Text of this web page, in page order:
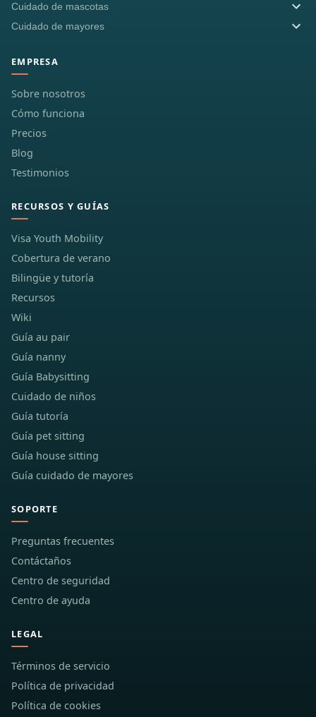
Cuidado de mascotas
Cuidado de mayores
EMPRESA
Sobre nosotros
Cómo funciona
Precios
Blog
Testimonios
RECURSOS Y GUÍAS
Visa Youth Mobility
Cobertura de verano
Bilingüe y tutoría
Recursos
Wiki
Guía au pair
Guía nanny
Guía Babysitting
Cuidado de niños
Guía tutoría
Guía pet sitting
Guía house sitting
Guía cuidado de mayores
SOPORTE
Preguntas frecuentes
Contáctaños
Centro de seguridad
Centro de ayuda
LEGAL
Términos de servicio
Política de privacidad
Política de cookies